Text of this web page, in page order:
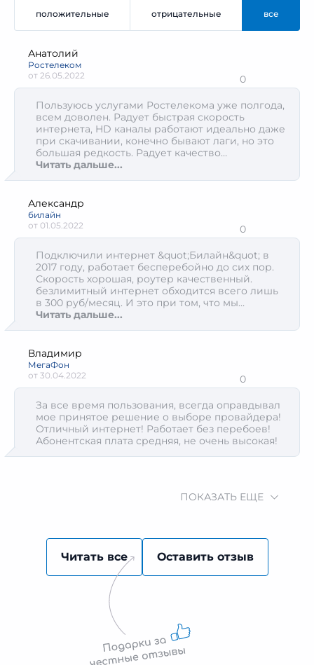
положительные отрицательные все
0
Пользуюсь услугами Ростелекома уже полгода,
всем доволен. Радует быстрая скорость
интернета, HD каналы работают идеально даже
при скачивании, конечно бывают лаги, но это
большая редкость. Радует качество
оборудования Ростелекома, на OLED LG Smart
и HD каналы вообще высший класс. Покупаю
фильмы/сериалы, пользуюсь подписками на
видео. Также есть классная система бонусов. В
общем это действительно достойный по
доступных услуг. Всем рекомендую.
Читать дальше...
Анатолий
Ростелеком
от 26.05.2022
0
Подключили интернет &quot;Билайн&quot; в
2017 году, работает бесперебойно до сих пор.
Скорость хорошая, роутер качественный.
безлимитный интернет обходится всего лишь
в 300 руб/месяц. И это при том, что мы
перешили на другой тариф, где увеличена
Читать дальше...
Александр
билайн
от 01.05.2022
0
За все время пользования, всегда оправдывал
мое принятое решение о выборе провайдера!
Отличный интернет! Работает без перебоев!
Абонентская плата средняя, не очень высокая!
Владимир
МегаФон
от 30.04.2022
ПОКАЗАТЬ ЕЩЕ
Читать все Оставить отзыв